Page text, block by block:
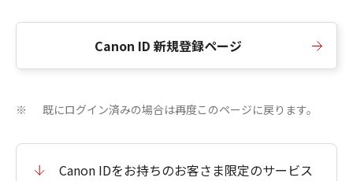
Canon ID 新規登録ページ
※ 既にログイン済みの場合は再度このページに戻ります。
Canon IDをお持ちのお客さま限定のサービス